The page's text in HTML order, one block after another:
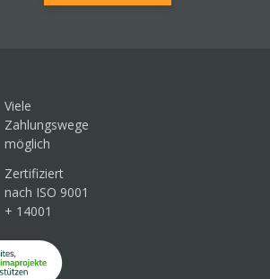
Viele
Zahlungswege
möglich
Zertifiziert
nach ISO 9001
+ 14001